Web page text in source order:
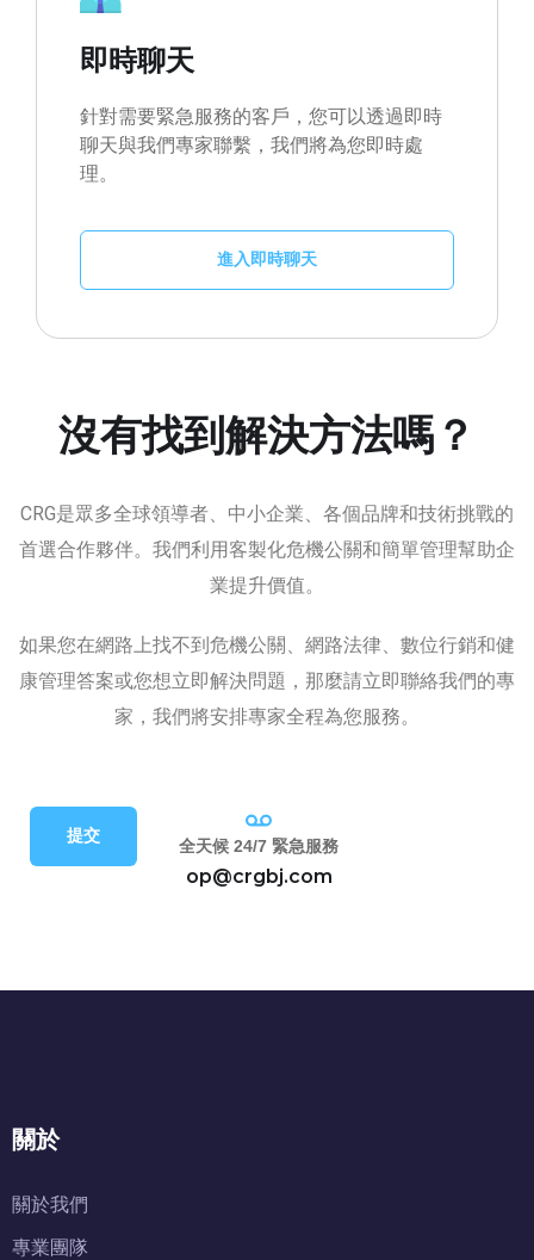
即時聊天
針對需要緊急服務的客戶，您可以透過即時
聊天與我們專家聯繫，我們將為您即時處
理。
進入即時聊天
沒有找到解決方法嗎？
CRG是眾多全球領導者、中小企業、各個品牌和技術挑戰的
首選合作夥伴。我們利用客製化危機公關和簡單管理幫助企
業提升價值。
如果您在網路上找不到危機公關、網路法律、數位行銷和健
康管理答案或您想立即解決問題，那麼請立即聯絡我們的專
家，我們將安排專家全程為您服務。
提交 全天候 24/7 緊急服務
op@crgbj.com
關於
關於我們
專業團隊